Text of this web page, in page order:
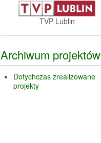
TVP Lublin
Archiwum projektów
Dotychczas zrealizowane
projekty